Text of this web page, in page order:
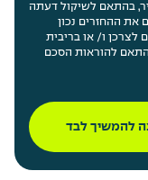
בהתאם לשיקול דעתה
את ההחזרים נכון
לצרכן ו/ או בריבית
להוראות הסכם
להמשיך לבד